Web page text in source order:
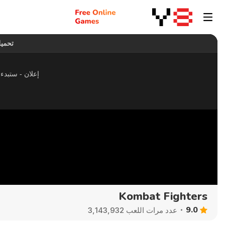
Kombat Fighters
9.0 عدد مرات اللعب 3,143,932